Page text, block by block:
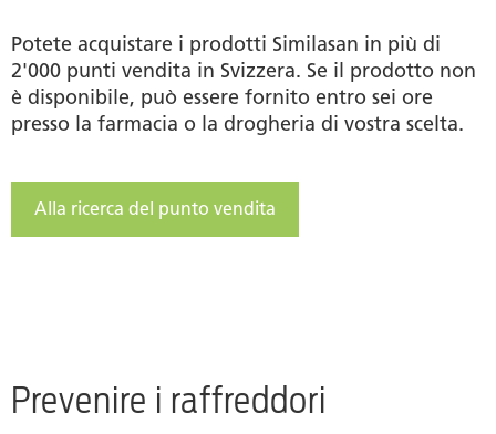
Potete acquistare i prodotti Similasan in più di
2'000 punti vendita in Svizzera. Se il prodotto non
è disponibile, può essere fornito entro sei ore
presso la farmacia o la drogheria di vostra scelta.
Alla ricerca del punto vendita
Prevenire i raffreddori